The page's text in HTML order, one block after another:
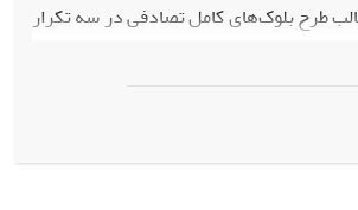
طرح بلوک‌های کامل تصادفی در سه تکرار
و سمبل دانه­ های درشت­تری تولید کردند و
بالاتر از میانگین سایر ارقام)، ولی عملکرد دانه در این دو رقم نسبت به ارقام